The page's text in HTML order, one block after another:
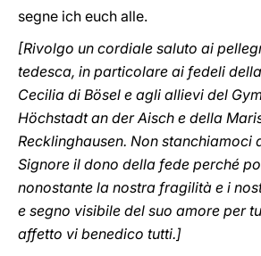
segne ich euch alle.
[Rivolgo un cordiale saluto ai
tedesca, in particolare ai fedeli
Cecilia di Bösel e agli allievi del
Höchstadt an der Aisch e della
Recklinghausen. Non stanchiamoci
Signore il dono della fede perché
nonostante la nostra fragilità e i
e segno visibile del suo amore per
affetto vi benedico tutti.]